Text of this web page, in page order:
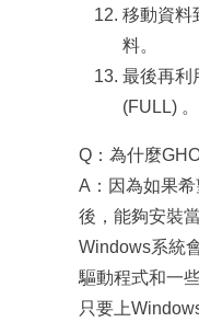
移動資料
料。
最後再利
(FULL) 。
Q：為什麼
A：因為如果
後，能夠安裝
Windows系統
驅動程式和一
只要上